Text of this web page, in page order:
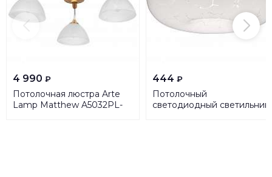
4 990 ₽
Потолочная люстра Arte
Lamp Matthew A5032PL-
444 ₽
Потолочный
светодиодный светильник